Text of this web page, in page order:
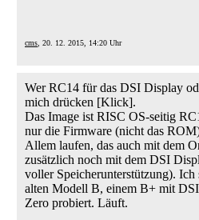
cms , 20. 12. 2015, 14:20 Uhr
Wer RC14 für das DSI Display
mich drücken [Klick].
Das Image ist RISC OS-seitig
nur die Firmware (nicht das
Allem laufen, das auch mit dem
zusätzlich noch mit dem DSI
voller Speicherunterstützung). Ich
alten Modell B, einem B+ mit
Zero probiert. Läuft.